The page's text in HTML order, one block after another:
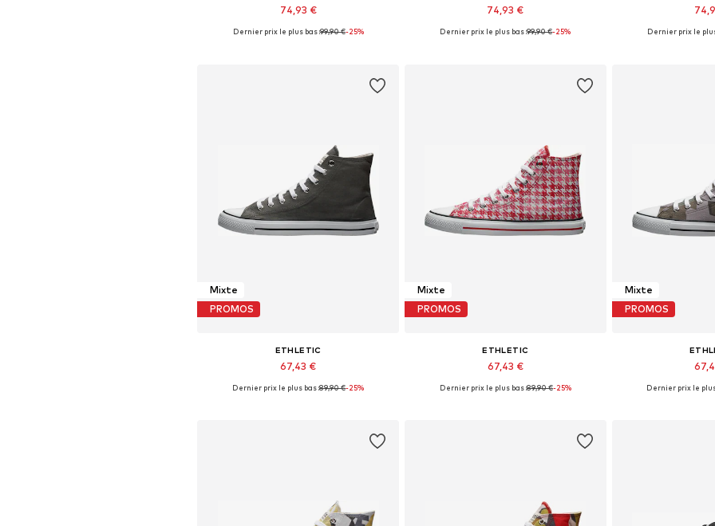
74,93 €
+12
Disponible en plusieurs tailles
Dernier prix le plus bas :99,90 €-25%
74,93 €
+12
Disponible en plusieurs tailles
Dernier prix le plus bas :99,90 €-25%
Disponible en
Dernier prix le
Mixte
PROMOS
ETHLETIC
67,43 €
+23
Disponible en plusieurs tailles
Dernier prix le plus bas :89,90 €-25%
Mixte
PROMOS
ETHLETIC
67,43 €
+23
Disponible en plusieurs tailles
Dernier prix le plus bas :89,90 €-25%
Mixte
PROMOS
Disponible en
Dernier prix le